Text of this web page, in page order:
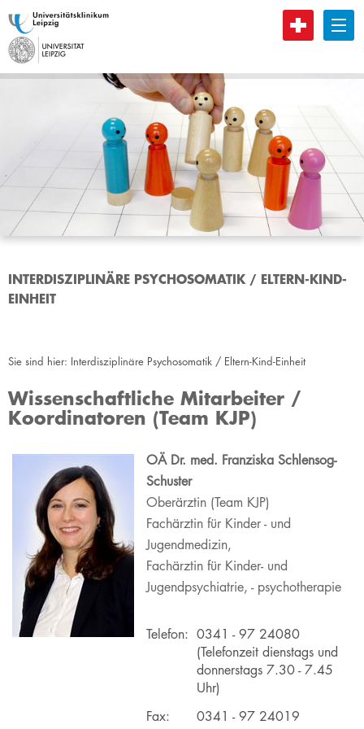
B
INTERDISZIPLINÄRE PSYCHOSOMATIK / ELTERN-KIND-
EINHEIT
Sie sind hier: Interdisziplinäre Psychosomatik / Eltern-Kind-Einheit
Wissenschaftliche Mitarbeiter /
Koordinatoren (Team KJP)
OÄ Dr. med. Franziska Schlensog-
Schuster
Oberärztin (Team KJP)
Fachärztin für Kinder - und
Jugendmedizin,
Fachärztin für Kinder- und
Jugendpsychiatrie, - psychotherapie
Telefon: ​0341 - 97 24080
(Telefonzeit dienstags und
donnerstags 7.30 - 7.45
Uhr)
​Fax:
​0341 - 97 24019